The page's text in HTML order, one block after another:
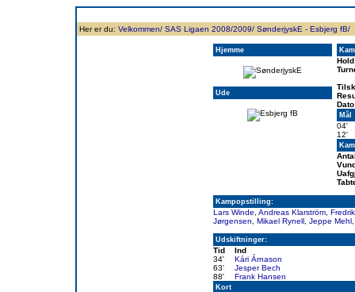
Her er du: Velkommen/ SAS Ligaen 2008/2009/ SønderjyskE - Esbjerg fB/
Hjemme
Ude
Mål
04'
12'
Kampopstilling:
Lars Winde Andreas Klarström
Jørgensen
Mikael Rynell Jeppe Mehl
Udskiftninger:
Tid
Ind
34'
Kári Árnason
63'
Jesper Bech
88'
Frank Hansen
Kort